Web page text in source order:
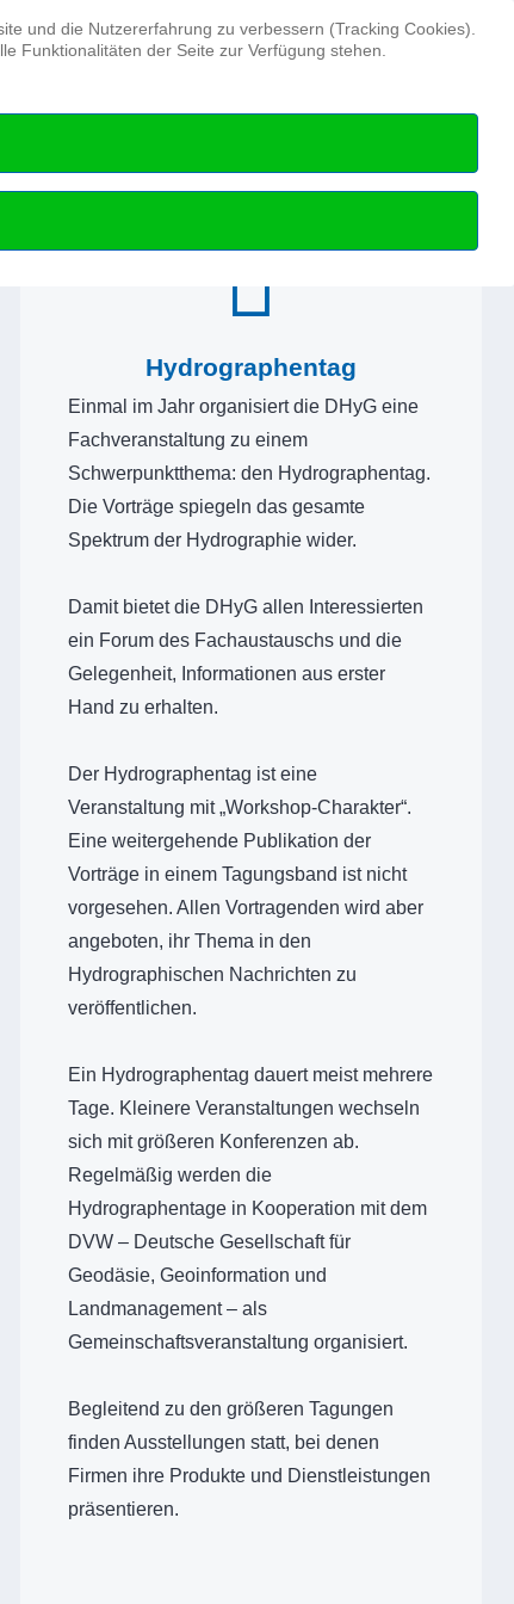
Suchen ...
Beruf Hydrographie
Hydrographentag
Einmal im Jahr organisiert die DHyG eine
Fachveranstaltung zu einem
Schwerpunktthema: den Hydrographentag.
Die Vorträge spiegeln das gesamte
Spektrum der Hydrographie wider.
Damit bietet die DHyG allen Interessierten
ein Forum des Fachaustauschs und die
Gelegenheit, Informationen aus erster
Hand zu erhalten.
Der Hydrographentag ist eine
Veranstaltung mit „Workshop-Charakter“.
Eine weitergehende Publikation der
Vorträge in einem Tagungsband ist nicht
vorgesehen. Allen Vortragenden wird aber
angeboten, ihr Thema in den
Hydrographischen Nachrichten zu
veröffentlichen.
Ein Hydrographentag dauert meist mehrere
Tage. Kleinere Veranstaltungen wechseln
sich mit größeren Konferenzen ab.
Regelmäßig werden die
Hydrographentage in Kooperation mit dem
DVW – Deutsche Gesellschaft für
Geodäsie, Geoinformation und
Landmanagement – als
Gemeinschaftsveranstaltung organisiert.
Begleitend zu den größeren Tagungen
finden Ausstellungen statt, bei denen
Firmen ihre Produkte und Dienstleistungen
präsentieren.
und die Nutzererfahrung zu verbessern (Tracking Cookies).
Funktionalitäten der Seite zur Verfügung stehen.